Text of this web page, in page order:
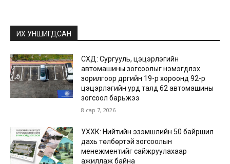
ИХ УНШИГДСАН
СХД: Сургууль, цэцэрлэгийн
автомашины зогсоолыг нэмэгдүүлэх
зорилгоор дүүргийн 19-р хороонд 92-р
цэцэрлэгийн урд талд 62 автомашины
зогсоол барьжээ
8 сар 7, 2026
УХХК: Нийтийн эзэмшлийн 50 байршил
дахь төлбөртэй зогсоолын
менежментийг сайжруулахаар
ажиллаж байна